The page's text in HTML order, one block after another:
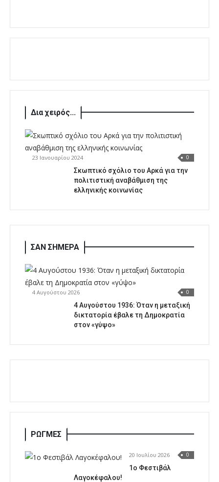
Δια χειρός...
23 Ιανουαρίου 2024 0
Σκωπτικό σχόλιο του Αρκά για την
πολιτιστική αναβάθμιση της
ελληνικής κοινωνίας
ΣΑΝ ΣΗΜΕΡΑ
4 Αυγούστου 2026 0
4 Αυγούστου 1936: Όταν η μεταξική
δικτατορία έβαλε τη Δημοκρατία
στον «γύψο»
ΡΩΓΜΕΣ
20 Ιουλίου 2026 0
1o Φεστιβάλ
Λαγοκέφαλου!